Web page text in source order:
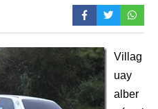
Villag
uay
alber